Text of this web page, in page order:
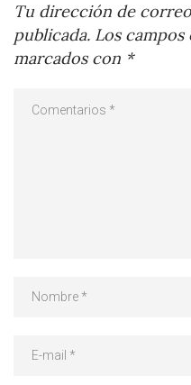
Tu dirección de
publicada. Los
marcados con *